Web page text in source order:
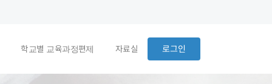
학교별 교육과정편제 자료실 로그인